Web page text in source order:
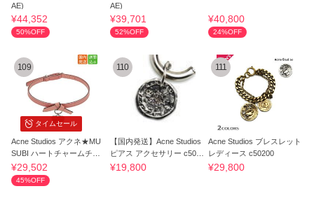
AE)
¥44,352
50%OFF
AE)
¥39,701
52%OFF
¥40,800
24%OFF
タイムセール
109
Acne Studios アクネ★MU
SUBI ハートチャームチョ
ーカー 送関込
¥29,502
45%OFF
110
【国内発送】Acne Studios
ピアス アクセサリー c501
96
¥19,800
111
Acne Studios ブレスレット
レディース c50200
¥29,800